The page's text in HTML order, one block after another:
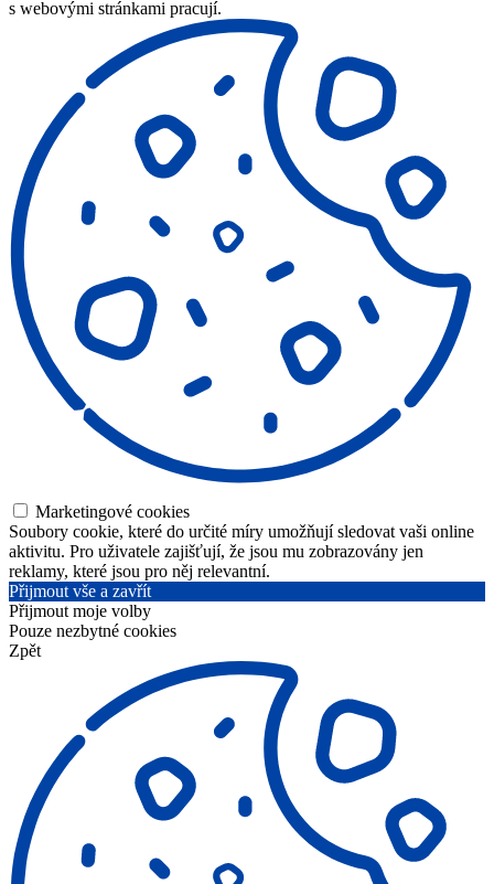
s webovými stránkami pracují.
Marketingové cookies
Soubory cookie, které do určité míry umožňují sledovat vaši online
aktivitu. Pro uživatele zajišťují, že jsou mu zobrazovány jen
reklamy, které jsou pro něj relevantní.
Přijmout vše a zavřít
Přijmout moje volby
Pouze nezbytné cookies
Zpět